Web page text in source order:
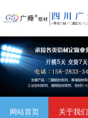
网站首页 关于我们